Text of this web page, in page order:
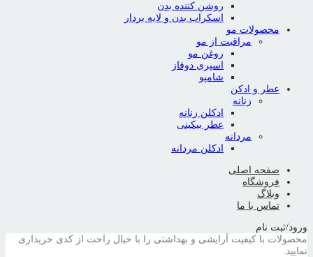
روشن کننده بدن
اسکراب بدن و لایه بردار
محصولات مو
مراقبت از مو
روغن مو
اسپری دوفاز
شامپو
عطر و ادکن
زنانه
ادکلن زنانه
عطر بیکینی
مردانه
ادکلن مردانه
صفحه اصلی
فروشگاه
وبلاگ
تماس با ما
ورود/ثبت نام
محصولات با کیفیت آرایشی و بهداشتی را با خیال راحت از کدی خریداری
نمایید.